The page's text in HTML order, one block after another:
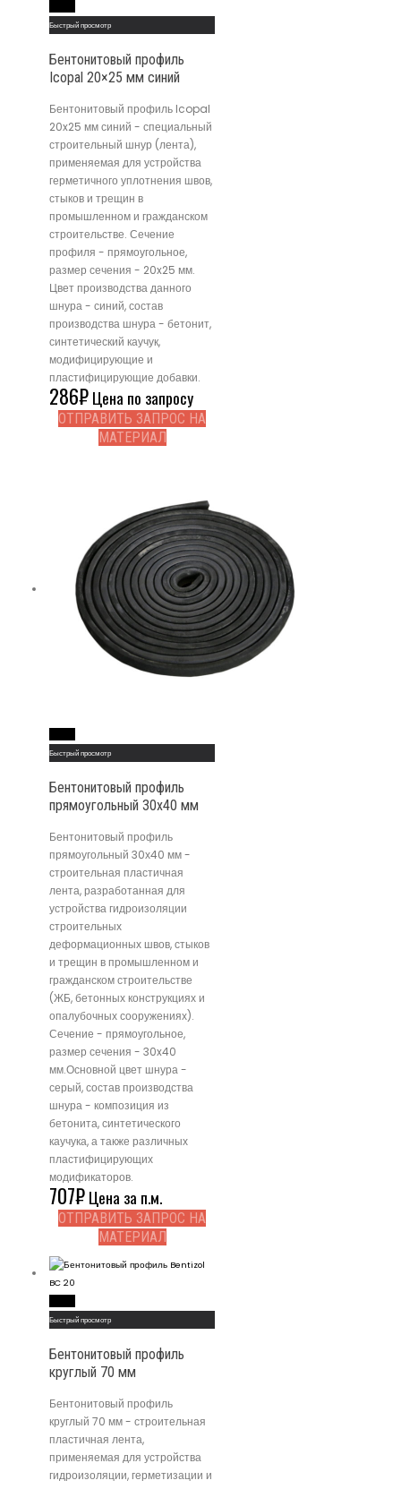
Быстрый просмотр
Бентонитовый профиль
Icopal 20×25 мм синий
Бентонитовый профиль Icopal
20x25 мм синий - специальный
строительный шнур (лента),
применяемая для устройства
герметичного уплотнения швов,
стыков и трещин в
промышленном и гражданском
строительстве. Сечение
профиля - прямоугольное,
размер сечения - 20x25 мм.
Цвет производства данного
шнура - синий, состав
производства шнура - бетонит,
синтетический каучук,
модифицирующие и
пластифицирующие добавки.
286₽Цена по запросу
ОТПРАВИТЬ ЗАПРОС НА
МАТЕРИАЛ
Быстрый просмотр
Бентонитовый профиль
прямоугольный 30х40 мм
Бентонитовый профиль
прямоугольный 30х40 мм -
строительная пластичная
лента, разработанная для
устройства гидроизоляции
строительных
деформационных швов, стыков
и трещин в промышленном и
гражданском строительстве
(ЖБ, бетонных конструкциях и
опалубочных сооружениях).
Сечение - прямоугольное,
размер сечения - 30x40
мм.Основной цвет шнура -
серый, состав производства
шнура - композиция из
бетонита, синтетического
каучука, а также различных
пластифицирующих
модификаторов.
707₽Цена за п.м.
ОТПРАВИТЬ ЗАПРОС НА
МАТЕРИАЛ
Быстрый просмотр
Бентонитовый профиль
круглый 70 мм
Бентонитовый профиль
круглый 70 мм - строительная
пластичная лента,
применяемая для устройства
гидроизоляции, герметизации и